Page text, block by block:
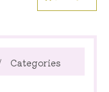
Categories